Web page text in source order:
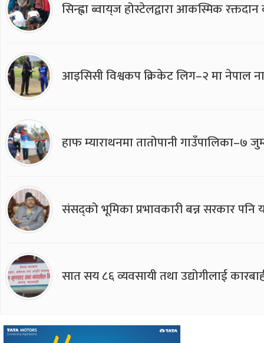
सिन्ह्वा ब्वाय्‌ज होस्टेलद्वारा आकस्मिक
आइसिसी विश्वकप क्रिकेट लिग–२ मा नेपाल
हाफ म्याराथनमा तातोपानी गाउँपालिका–७
संसद्को भूमिका प्रभावकारी बन्न सरकार पनि
सात सय ८६ व्यवसायी तथा उद्योगीलाई